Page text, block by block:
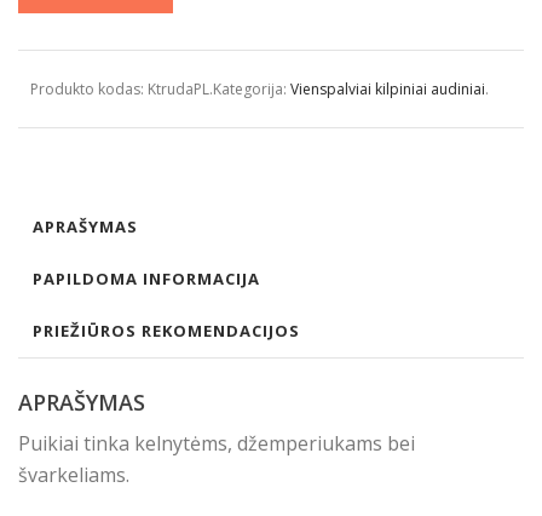
Produkto kodas: KtrudaPL.Kategorija: Vienspalviai kilpiniai audiniai.
APRAŠYMAS
PAPILDOMA INFORMACIJA
PRIEŽIŪROS REKOMENDACIJOS
APRAŠYMAS
Puikiai tinka kelnytėms, džemperiukams bei
švarkeliams.